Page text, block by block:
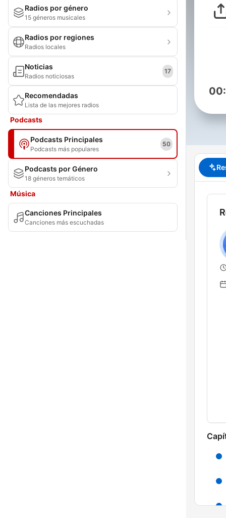
Radios por género
15 géneros musicales
Radios por regiones
Radios locales
Noticias
Radios noticiosas
17
Recomendadas
Lista de las mejores radios
Podcasts
Podcasts Principales
Podcasts más populares
50
Podcasts por Género
18 géneros temáticos
Música
Canciones Principales
Canciones más escuchadas